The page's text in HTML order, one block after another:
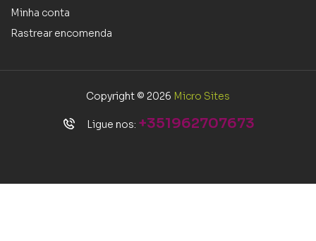
Minha conta
Rastrear encomenda
Copyright © 2026 Micro Sites
Ligue nos: +351962707673